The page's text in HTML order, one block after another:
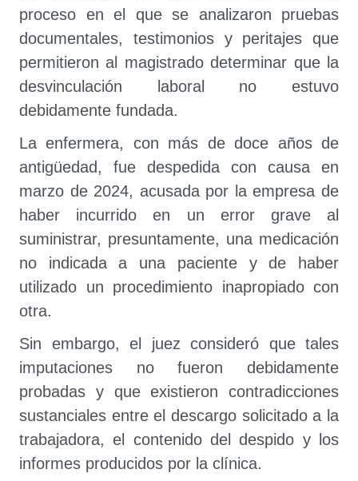
proceso en el que se analizaron pruebas
documentales, testimonios y peritajes que
permitieron al magistrado determinar que la
desvinculación laboral no estuvo
debidamente fundada.
La enfermera, con más de doce años de
antigüedad, fue despedida con causa en
marzo de 2024, acusada por la empresa de
haber incurrido en un error grave al
suministrar, presuntamente, una medicación
no indicada a una paciente y de haber
utilizado un procedimiento inapropiado con
otra.
Sin embargo, el juez consideró que tales
imputaciones no fueron debidamente
probadas y que existieron contradicciones
sustanciales entre el descargo solicitado a la
trabajadora, el contenido del despido y los
informes producidos por la clínica.